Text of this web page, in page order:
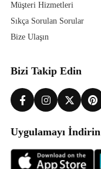
Müşteri Hizmetleri
Sıkça Sorulan Sorular
Bize Ulaşın
Bizi Takip Edin
Uygulamayı İndirin